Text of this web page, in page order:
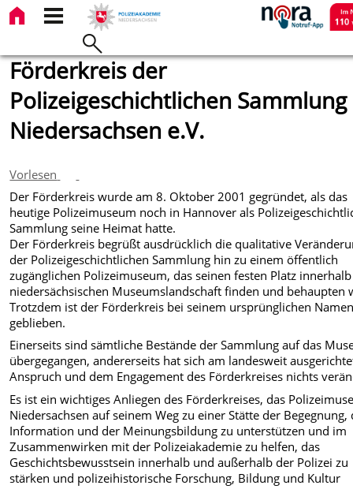
Förderkreis der
Polizeigeschichtlichen Sammlung
Niedersachsen e.V.
Vorlesen
Der Förderkreis wurde am 8. Oktober 2001 gegründet, als das
heutige Polizeimuseum noch in Hannover als
Sammlung seine Heimat hatte.
Der Förderkreis begrüßt ausdrücklich die qualitative
der Polizeigeschichtlichen Sammlung hin zu einem öffentlich
zugänglichen Polizeimuseum, das seinen festen Platz
niedersächsischen Museumslandschaft finden und behaupten
Trotzdem ist der Förderkreis bei seinem ursprünglichen
geblieben.
Einerseits sind sämtliche Bestände der Sammlung auf das
übergegangen, andererseits hat sich am landesweit
Anspruch und dem Engagement des Förderkreises nichts
Es ist ein wichtiges Anliegen des Förderkreises, das
Niedersachsen auf seinem Weg zu einer Stätte der Begegnung,
Information und der Meinungsbildung zu unterstützen und im
Zusammenwirken mit der Polizeiakademie zu helfen, das
Geschichtsbewusstsein innerhalb und außerhalb der Polizei zu
stärken und polizeihistorische Forschung, Bildung und Kultur